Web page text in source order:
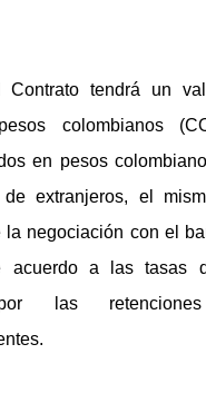
Contrato tendrá un
colombianos
en pesos
extranjeros, el
la negociación con el
acuerdo a las tasas
las